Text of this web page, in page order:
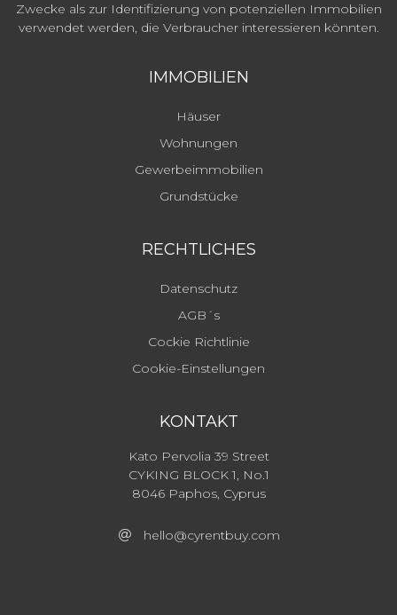
Zwecke als zur Identifizierung von potenziellen Immobilien
verwendet werden, die Verbraucher interessieren könnten.
IMMOBILIEN
Häuser
Wohnungen
Gewerbeimmobilien
Grundstücke
RECHTLICHES
Datenschutz
AGB´s
Cockie Richtlinie
Cookie-Einstellungen
KONTAKT
Kato Pervolia 39 Street
CYKING BLOCK 1, No.1
8046 Paphos, Cyprus
hello@cyrentbuy.com